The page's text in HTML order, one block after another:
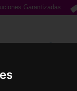
Garantizadas